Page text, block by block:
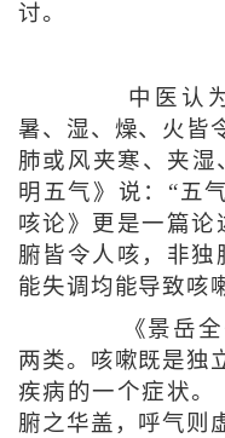
讨。
中医认为
暑、湿、燥、火皆
肺或风夹寒、夹湿
明五气》说：“五
咳论》更是一篇论
腑皆令人咳，非独
能失调均能导致咳
《景岳全
两类。咳嗽既是独
疾病的一个症状。
腑之华盖，呼气则